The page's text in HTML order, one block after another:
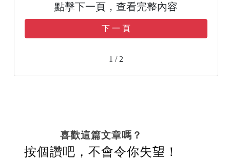
點擊下一頁，查看完整內容
下 一 頁
1 / 2
喜歡這篇文章嗎？
按個讚吧，不會令你失望！